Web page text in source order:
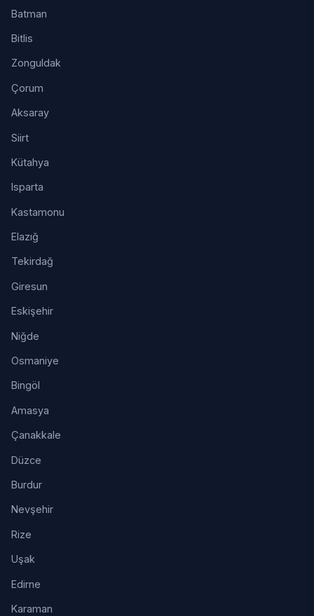
Batman
Bitlis
Zonguldak
Çorum
Aksaray
Siirt
Kütahya
Isparta
Kastamonu
Elazığ
Tekirdağ
Giresun
Eskişehir
Niğde
Osmaniye
Bingöl
Amasya
Çanakkale
Düzce
Burdur
Nevşehir
Rize
Uşak
Edirne
Karaman